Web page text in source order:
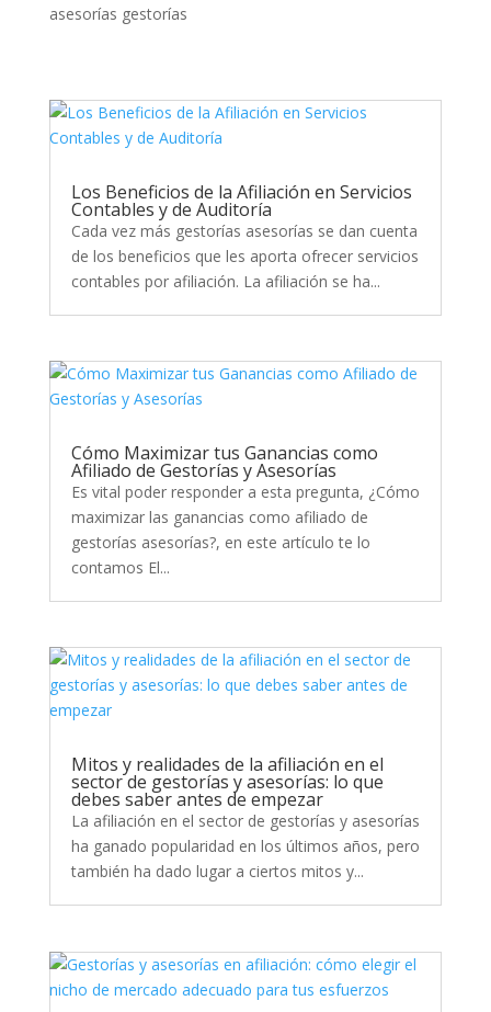
asesorías gestorías
Los Beneficios de la Afiliación en Servicios
Contables y de Auditoría
Cada vez más gestorías asesorías se dan cuenta
de los beneficios que les aporta ofrecer servicios
contables por afiliación. La afiliación se ha...
Cómo Maximizar tus Ganancias como
Afiliado de Gestorías y Asesorías
Es vital poder responder a esta pregunta, ¿Cómo
maximizar las ganancias como afiliado de
gestorías asesorías?, en este artículo te lo
contamos El...
Mitos y realidades de la afiliación en el
sector de gestorías y asesorías: lo que
debes saber antes de empezar
La afiliación en el sector de gestorías y asesorías
ha ganado popularidad en los últimos años, pero
también ha dado lugar a ciertos mitos y...